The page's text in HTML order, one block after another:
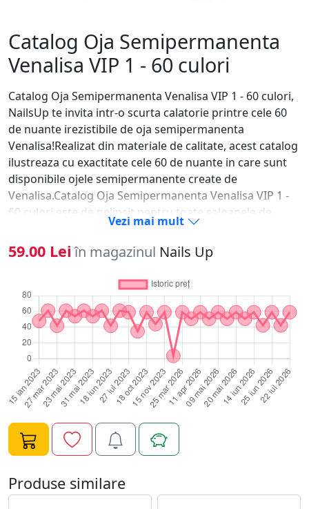
Catalog Oja Semipermanenta
Venalisa VIP 1 - 60 culori
Catalog Oja Semipermanenta Venalisa VIP 1 - 60 culori,
NailsUp te invita intr-o scurta calatorie printre cele 60
de nuante irezistibile de oja semipermanenta
Venalisa!Realizat din materiale de calitate, acest catalog
ilustreaza cu exactitate cele 60 de nuante in care sunt
disponibile ojele semipermanente create de
Venalisa.Catalog Oja Semipermanenta Venalisa VIP 1 -
60 culori este de nelipsit pentru toate saloanele de
manichiura-pedichiura si utilizatoarele produselor
Venalisa.Alegerea nuantei potrivite pentru unghiile
create de tine va fi cat mai usoara, iar clientele tale vor
fi incantate!Iata si pasii care trebuie urmati pentru
realizarea manichiurii cu oja semipermanenta: 1. Se
imping cuticulele sau se taie dupa caz;2. Se matuiesc
unghiile cu un buffer pentru a elimina grasimea unghiei
si luciul natural al acesteia;3. Se degreseaza unghiile
pentru eliminarea prafului rezultat in urma matuirii;4.
Se aplica baza (primer, base gel) si se usuca in lampa UV
timp de 1-2 min;5. Se aplica primul strat de oja, fara a
atinge cuticula si se usuca la lampa UV 2 min;6. Daca se
doreste obtinerea unei nuante mai intense se aplica un
al doilea strat si se usuca din nou 2 min la lampa UV;7.
Pentru pastrarea unui luciu puternic se aplica un strat
de top coat care se usuca 2 min in lampa UV;8. Se
degreseaza unghia pentru eliminarea stratului lipicios
Vezi mai mult
59.00 Lei în magazinul Nails Up
Produse similare